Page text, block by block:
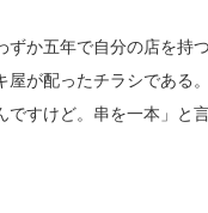
か五年で自分の店を持
が配ったチラシである
すけど。串を一本」と